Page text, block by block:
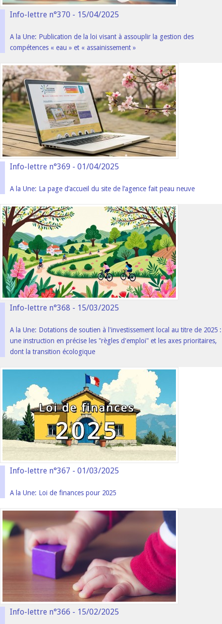
Info-lettre n°370 - 15/04/2025
A la Une: Publication de la loi visant à assouplir la gestion des
compétences « eau » et « assainissement »
Info-lettre n°369 - 01/04/2025
A la Une: La page d’accueil du site de l’agence fait peau neuve
Info-lettre n°368 - 15/03/2025
A la Une: Dotations de soutien à l'investissement local au titre de 2025 :
une instruction en précise les "règles d'emploi" et les axes prioritaires,
dont la transition écologique
Info-lettre n°367 - 01/03/2025
A la Une: Loi de finances pour 2025
Info-lettre n°366 - 15/02/2025